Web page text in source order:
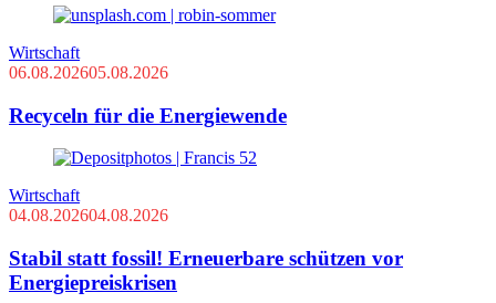
Wirtschaft
06.08.202605.08.2026
Recyceln für die Energiewende
Wirtschaft
04.08.202604.08.2026
Stabil statt fossil! Erneuerbare schützen vor
Energiepreiskrisen